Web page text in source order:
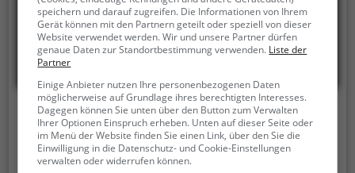
Hallenbad Sportzentrum Kerenzerberg
Filzbach
A3, 8874 Mühlehorn
speichern und darauf zugreifen. Die Informationen von Ihrem
Gerät können mit den Partnern geteilt oder speziell von dieser
Website verwendet werden. Wir und unsere Partner dürfen
genaue Daten zur Standortbestimmung verwenden. Liste der
Partner
Einige Anbieter nutzen Ihre personenbezogenen Daten
möglicherweise auf Grundlage ihres berechtigten Interesses.
Dagegen können Sie unten über den Button zum Verwalten
Ihrer Optionen Einspruch erheben. Unten auf dieser Seite oder
im Menü der Website finden Sie einen Link, über den Sie die
Einwilligung in die Datenschutz- und Cookie-Einstellungen
verwalten oder widerrufen können.